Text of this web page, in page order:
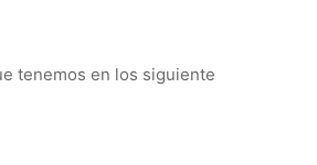
tenemos en los siguiente